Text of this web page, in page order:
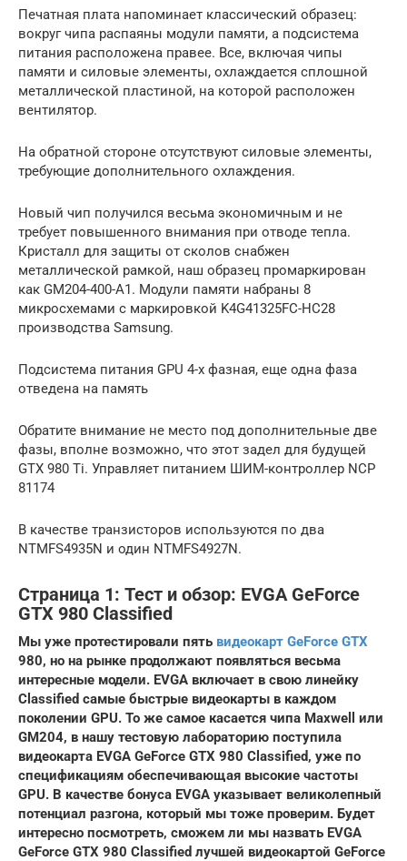
Печатная плата напоминает классический образец:
вокруг чипа распаяны модули памяти, а подсистема
питания расположена правее. Все, включая чипы
памяти и силовые элементы, охлаждается сплошной
металлической пластиной, на которой расположен
вентилятор.
На обратной стороне отсутствуют силовые элементы,
требующие дополнительного охлаждения.
Новый чип получился весьма экономичным и не
требует повышенного внимания при отводе тепла.
Кристалл для защиты от сколов снабжен
металлической рамкой, наш образец промаркирован
как GM204-400-A1. Модули памяти набраны 8
микросхемами с маркировкой K4G41325FC-HC28
производства Samsung.
Подсистема питания GPU 4-х фазная, еще одна фаза
отведена на память
Обратите внимание не место под дополнительные две
фазы, вполне возможно, что этот задел для будущей
GTX 980 Ti. Управляет питанием ШИМ-контроллер NCP
81174
В качестве транзисторов используются по два
NTMFS4935N и один NTMFS4927N.
Страница 1: Тест и обзор: EVGA GeForce
GTX 980 Classified
Мы уже протестировали пять видеокарт GeForce GTX
980, но на рынке продолжают появляться весьма
интересные модели. EVGA включает в свою линейку
Classified самые быстрые видеокарты в каждом
поколении GPU. То же самое касается чипа Maxwell или
GM204, в нашу тестовую лабораторию поступила
видеокарта EVGA GeForce GTX 980 Classified, уже по
спецификациям обеспечивающая высокие частоты
GPU. В качестве бонуса EVGA указывает великолепный
потенциал разгона, который мы тоже проверим. Будет
интересно посмотреть, сможем ли мы назвать EVGA
GeForce GTX 980 Classified лучшей видеокартой GeForce